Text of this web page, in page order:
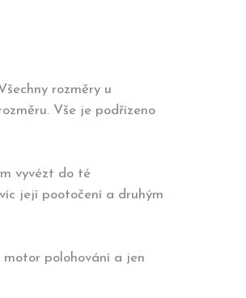
rozměry u
Vše je podřízeno
vyvézt do té
její pootočení a druhým
polohování a jen